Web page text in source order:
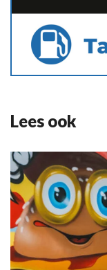
Lees ook